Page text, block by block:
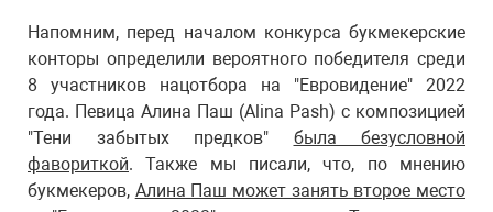
Напомним, перед началом конкурса букмекерские
конторы определили вероятного победителя среди
8 участников нацотбора на "Евровидение" 2022
года. Певица Алина Паш (Alina Pash) с композицией
"Тени забытых предков" была безусловной
фавориткой. Также мы писали, что, по мнению
букмекеров, Алина Паш может занять второе место